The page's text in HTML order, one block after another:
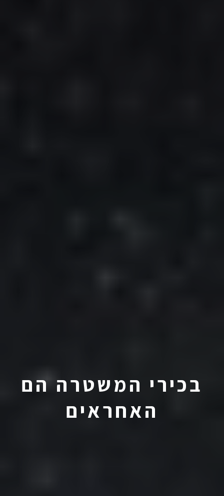
בכירי המשטרה הם
האחראים